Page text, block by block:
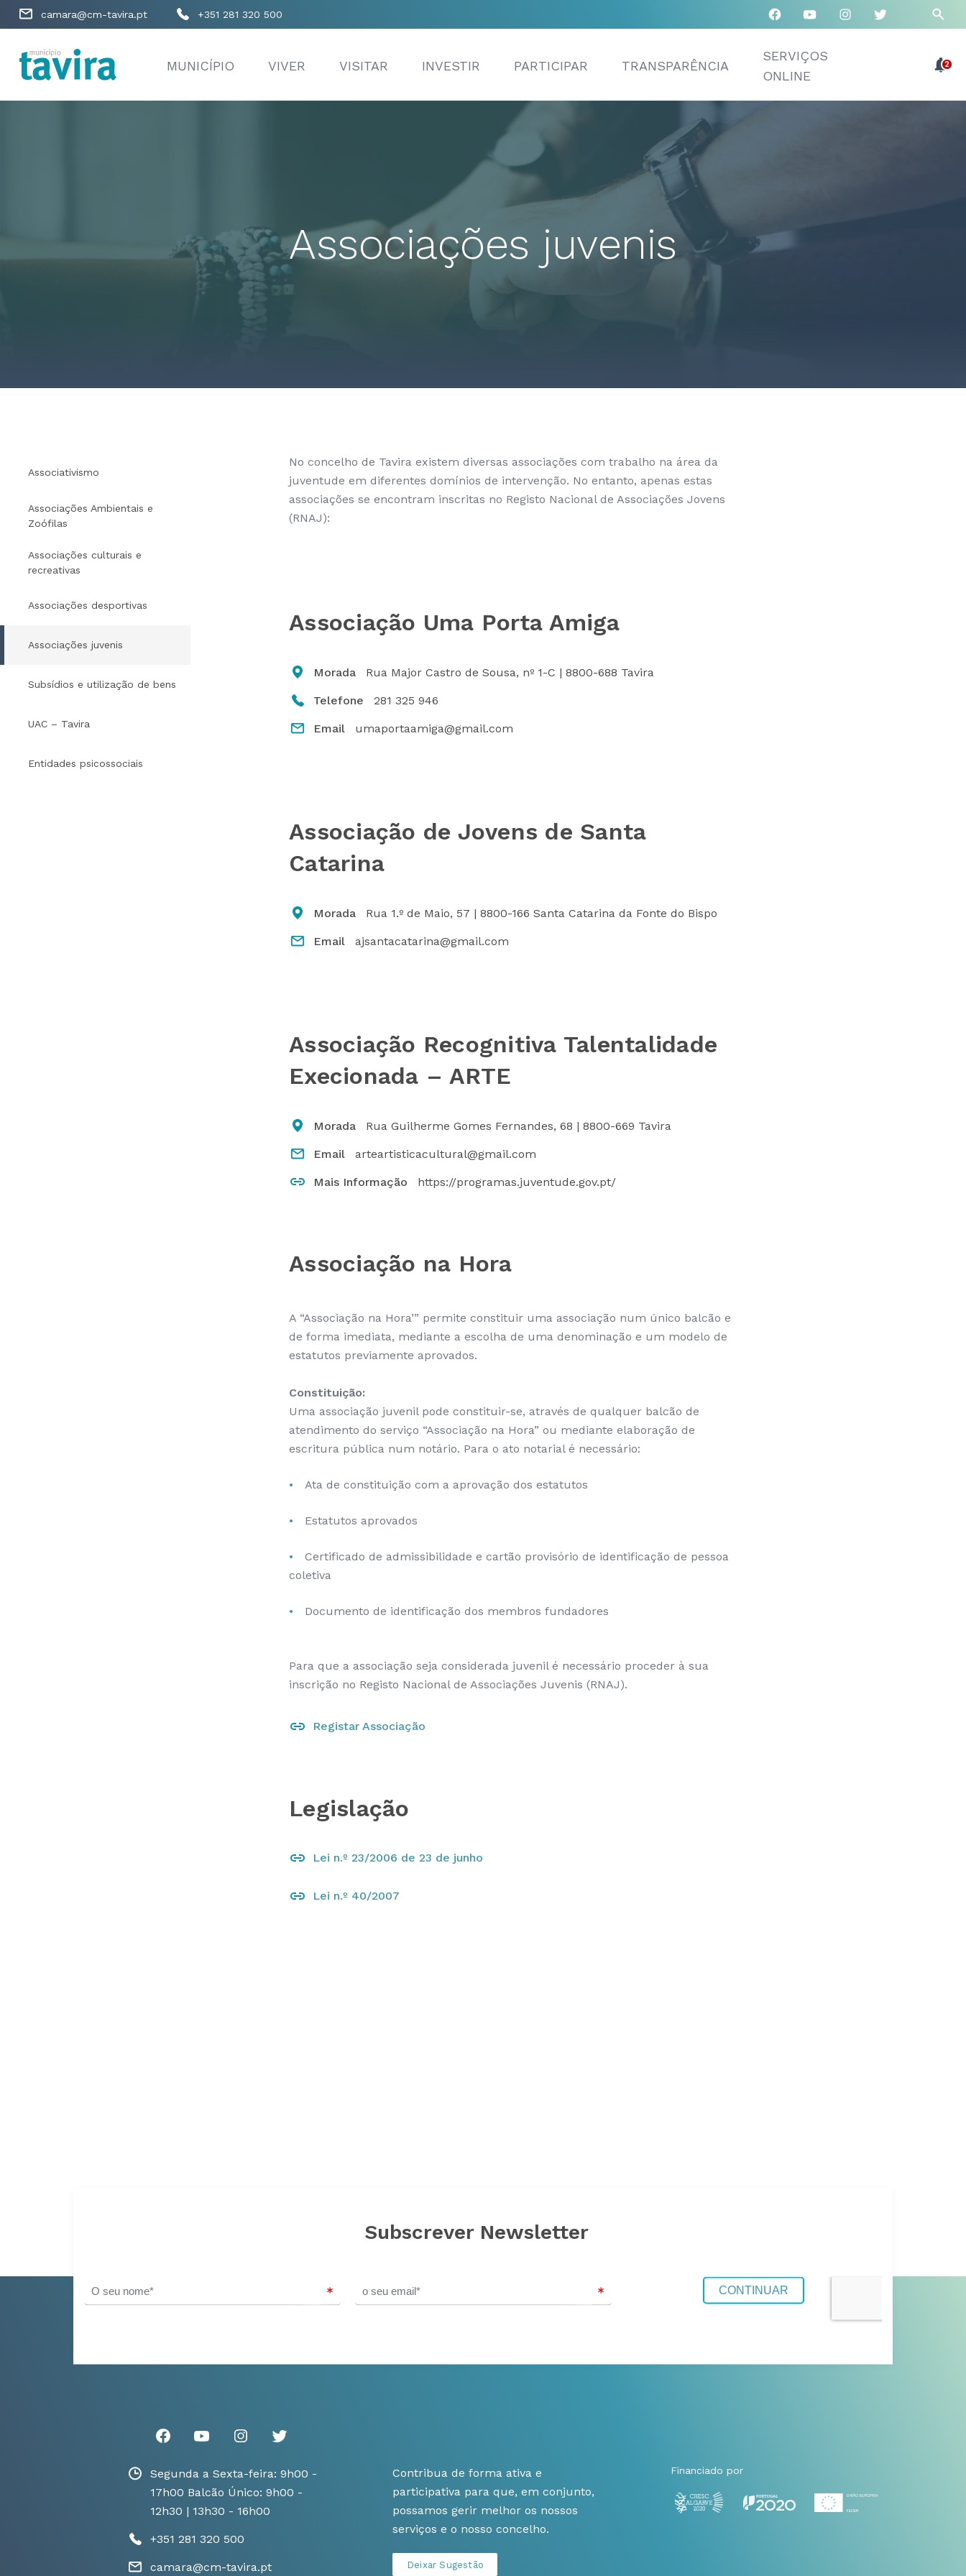
camara@cm-tavira.pt +351 281 320 500
MUNICÍPIO VIVER VISITAR INVESTIR PARTICIPAR TRANSPARÊNCIA
SERVIÇOS
ONLINE
2
Associações juvenis
Associativismo
Associações Ambientais e
Zoófilas
Associações culturais e
recreativas
Associações desportivas
Associações juvenis
Subsídios e utilização de bens
UAC – Tavira
Entidades psicossociais
No concelho de Tavira existem diversas associações com trabalho na área da
juventude em diferentes domínios de intervenção. No entanto, apenas estas
associações se encontram inscritas no Registo Nacional de Associações Jovens
(RNAJ):
Associação Uma Porta Amiga
Morada Rua Major Castro de Sousa, nº 1-C | 8800-688 Tavira
Telefone 281 325 946
Email umaportaamiga@gmail.com
Associação de Jovens de Santa
Catarina
Morada Rua 1.º de Maio, 57 | 8800-166 Santa Catarina da Fonte do Bispo
Email ajsantacatarina@gmail.com
Associação Recognitiva Talentalidade
Execionada – ARTE
Morada Rua Guilherme Gomes Fernandes, 68 | 8800-669 Tavira
Email arteartisticacultural@gmail.com
Mais Informação https://programas.juventude.gov.pt/
Associação na Hora
A “Associação na Hora’” permite constituir uma associação num único balcão e
de forma imediata, mediante a escolha de uma denominação e um modelo de
estatutos previamente aprovados.
Constituição:
Uma associação juvenil pode constituir-se, através de qualquer balcão de
atendimento do serviço “Associação na Hora” ou mediante elaboração de
escritura pública num notário. Para o ato notarial é necessário:
Ata de constituição com a aprovação dos estatutos
Estatutos aprovados
Certificado de admissibilidade e cartão provisório de identificação de pessoa
coletiva
Documento de identificação dos membros fundadores
Para que a associação seja considerada juvenil é necessário proceder à sua
inscrição no Registo Nacional de Associações Juvenis (RNAJ).
Registar Associação
Legislação
Lei n.º 23/2006 de 23 de junho
Lei n.º 40/2007
Subscrever Newsletter
Segunda a Sexta-feira: 9h00 -
17h00 Balcão Único: 9h00 -
12h30 | 13h30 - 16h00
+351 281 320 500
camara@cm-tavira.pt
Contribua de forma ativa e
participativa para que, em conjunto,
possamos gerir melhor os nossos
serviços e o nosso concelho.
Deixar Sugestão
Financiado por